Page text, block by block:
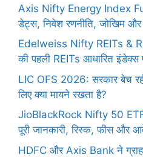
Axis Nifty Energy Index
डेट्स, निवेश रणनीति, जोखिम
Edelweiss Nifty REITs &
की पहली REITs आधारित
LIC OFS 2026: सरकार बेच
लिए क्या मायने रखता है?
JioBlackRock Nifty 50
पूरी जानकारी, रिस्क, फीस और
HDFC और Axis Bank ने